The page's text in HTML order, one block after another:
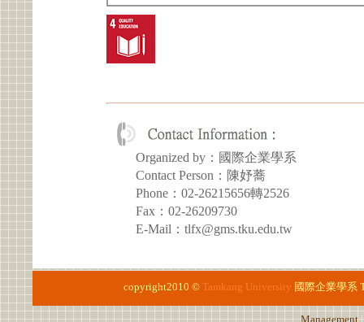
Organized by：國際企業學系
Contact Person：陳妤蕎
Phone：02-26215656轉2526
Fax：02-26209730
E-Mail：tlfx@gms.tku.edu.tw
copyright2010 © Tamkang University 國際企業學系
Management